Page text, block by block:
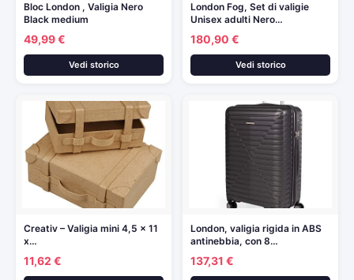
Bloc London , Valigia Nero
Black medium
49,99 €
Vedi storico
London Fog, Set di valigie
Unisex adulti Nero…
180,90 €
Vedi storico
Creativ – Valigia mini 4,5 x 11
x…
11,62 €
London, valigia rigida in ABS
antinebbia, con 8…
137,31 €